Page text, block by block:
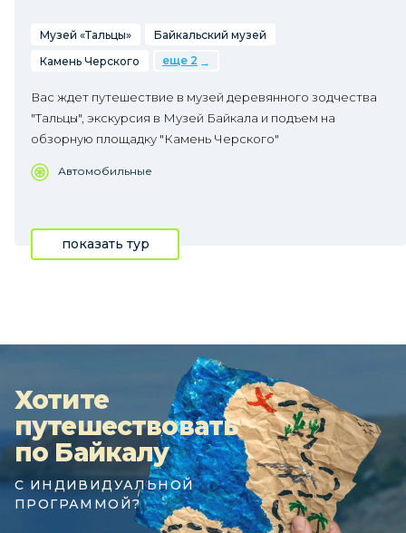
Музей «Тальцы»
Байкальский музей
Камень Черского
еще 2
Вас ждет путешествие в музей деревянного зодчества
"Тальцы", экскурсия в Музей Байкала и подъем на
обзорную площадку "Камень Черского"
Автомобильные
показать тур
Хотите
путешествовать
по Байкалу
С ИНДИВИДУАЛЬНОЙ
ПРОГРАММОЙ?